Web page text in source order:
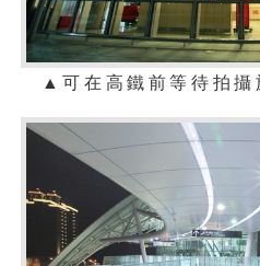
▲可在高鐵前等待 拍攝